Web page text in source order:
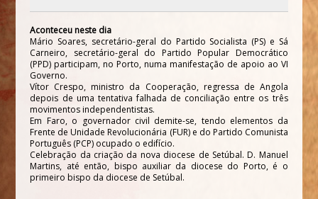
Aconteceu neste dia
Mário Soares, secretário-geral do Partido Socialista (PS) e Sá
Carneiro, secretário-geral do Partido Popular Democrático
(PPD) participam, no Porto, numa manifestação de apoio ao VI
Governo.
Vítor Crespo, ministro da Cooperação, regressa de Angola
depois de uma tentativa falhada de conciliação entre os três
movimentos independentistas.
Em Faro, o governador civil demite-se, tendo elementos da
Frente de Unidade Revolucionária (FUR) e do Partido Comunista
Português (PCP) ocupado o edifício.
Celebração da criação da nova diocese de Setúbal. D. Manuel
Martins, até então, bispo auxiliar da diocese do Porto, é o
primeiro bispo da diocese de Setúbal.